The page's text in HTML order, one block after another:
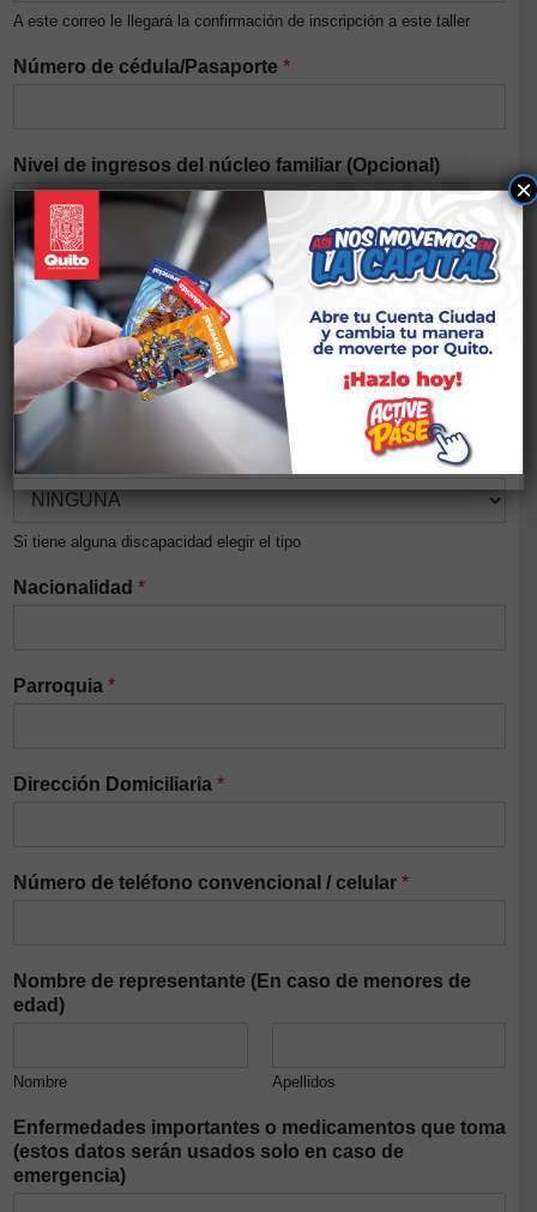
A este correo le llegará la confirmación de inscripción a este taller
Número de cédula/Pasaporte *
Nivel de ingresos del núcleo familiar (Opcional)
Género*
Auto identificación étnica*
Discapacidad
Si tiene alguna discapacidad elegir el tipo
Nacionalidad *
Parroquia *
Dirección Domiciliaria *
Número de teléfono convencional / celular *
Nombre de representante (En caso de menores de
edad)
Nombre Apellidos
Enfermedades importantes o medicamentos que toma
(estos datos serán usados solo en caso de
emergencia)
×